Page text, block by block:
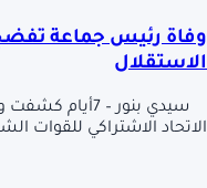
وفاة رئيس جماعة
الاستقلال
سيدي بنور –
الاتحاد الاشتراكي للقوات